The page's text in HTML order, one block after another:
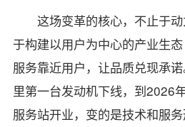
这场变革的核心，不止于
于构建以用户为中心的产业生
服务靠近用户，让品质兑现承
里第一台发动机下线，到2026
服务站开业，变的是技术和服